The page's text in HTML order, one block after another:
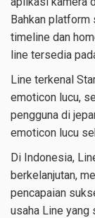
Bahkan
timeline dan
line tersedia
Line terkenal
emoticon lucu,
pengguna di
emoticon lucu
Di Indonesia,
berkelanjutan,
pencapaian
usaha Line yang